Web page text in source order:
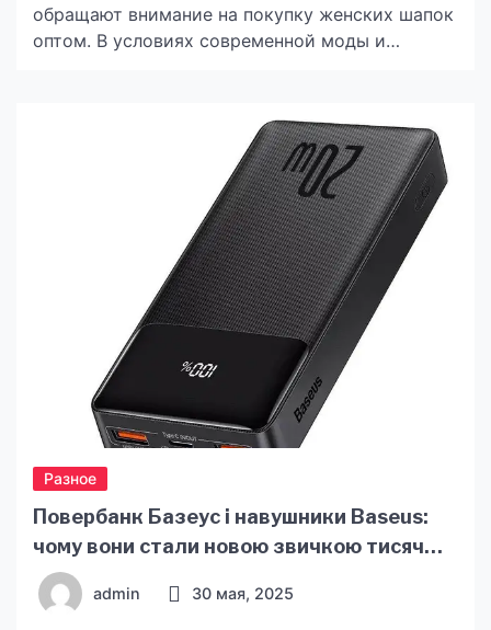
обращают внимание на покупку женских шапок
оптом. В условиях современной моды и
обеспечивая не только комфорт и тепло в
холодное время года, но и являясь стильным
аксессуаром. Оптовые закупки женских шапок
на сайте https://talvi-
ukraine.com/ru/shapki/season_zimnyaya-
kollekciya/kupit-dlya_jenschin/ становятся все
более популярными благодаря ряду […]
Разное
Повербанк Базеус і навушники Baseus:
чому вони стали новою звичкою тисяч
українців
admin 30 мая, 2025